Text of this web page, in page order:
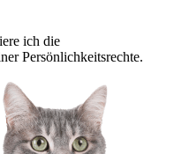
ich die
Persönlichkeitsrechte.